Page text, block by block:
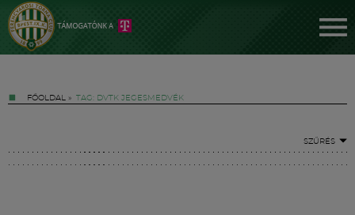
FŐOLDAL » TAG: DVTK JEGESMEDVÉK
SZŰRÉS